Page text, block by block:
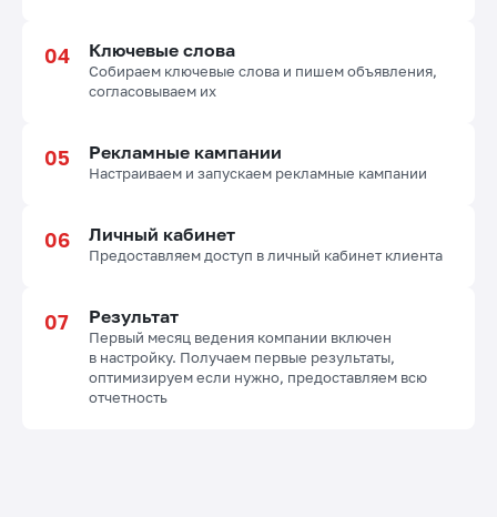
Ключевые слова
Собираем ключевые слова и пишем объявления,
согласовываем их
Рекламные кампании
Настраиваем и запускаем рекламные кампании
Личный кабинет
Предоставляем доступ в личный кабинет клиента
Результат
Первый месяц ведения компании включен
в настройку. Получаем первые результаты,
оптимизируем если нужно, предоставляем всю
отчетность